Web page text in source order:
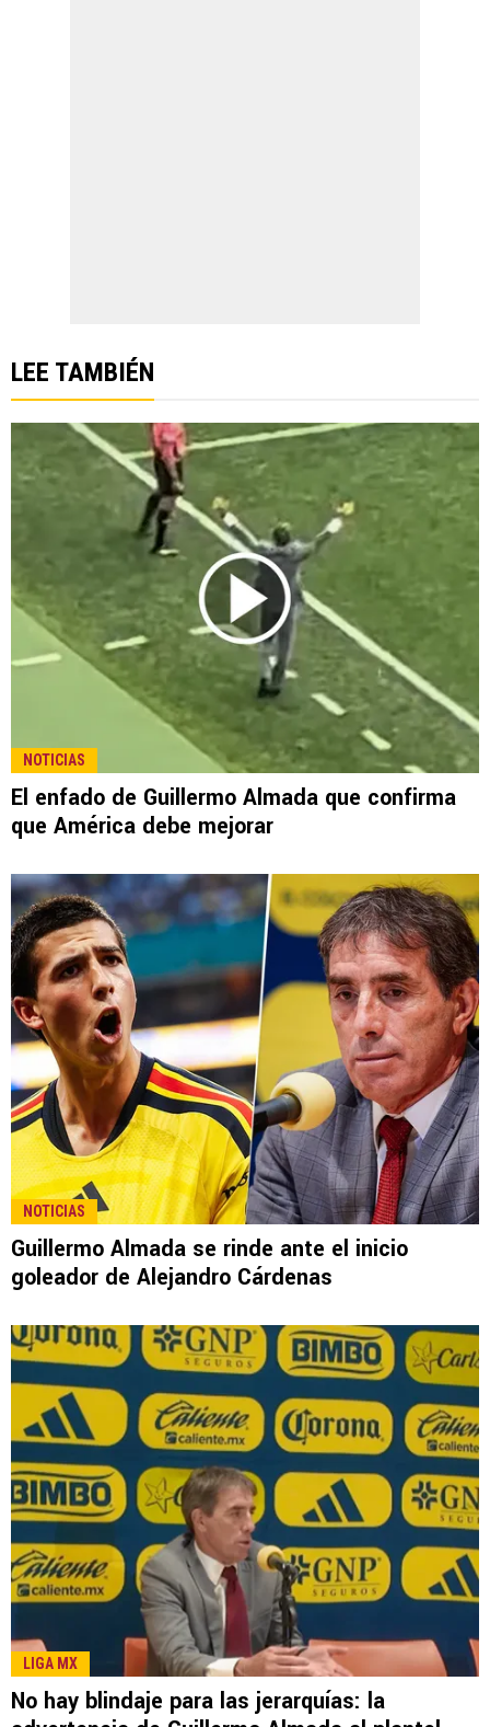
LEE TAMBIÉN
NOTICIAS
El enfado de Guillermo Almada que confirma
que América debe mejorar
NOTICIAS
Guillermo Almada se rinde ante el inicio
goleador de Alejandro Cárdenas
LIGA MX
No hay blindaje para las jerarquías: la